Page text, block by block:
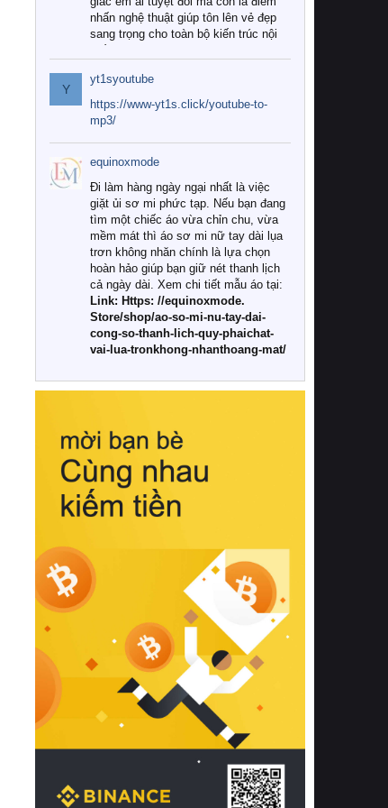
nhấn nghệ thuật giúp tôn lên vẻ đẹp
sang trọng cho toàn bộ kiến trúc nội
Tuy nhiên, giữa thị trường đa dạng
với vô vàn thương hiệu và mẫu mã
như hiện nay, làm thế nào để chọn
được những bộ chăn ga gối đệm cao
cấp thực sự chất lượng, phù hợp với
khí hậu và nhu cầu sử dụng của gia
đình? Hãy cùng chúng tôi đi tìm lời
giải đáp chi tiết qua bài viết dưới đây.
1. Tại sao các gia đình hiện đại lại ưa
chuộng chăn ga gối đệm cao cấp?
Khác với các dòng sản phẩm thông
thường, những bộ chăn ga gối đệm
cao cấp trải qua quy trình sản xuất
nghiêm ngặt từ khâu chọn lọc nguyên
liệu tự nhiên đến công nghệ dệt
nhuộm hiện đại không chứa hóa chất
này, bạn sẽ cảm nhận rõ rệt sự khác
hồi chuẩn xác của phần đệm nâng đỡ
cột sống.
Bên cạnh đó, việc lựa chọn các dòng
sản phẩm đạt chuẩn chất lượng quốc
tế còn giúp ngăn ngừa tình trạng kích
khuẩn và nấm mốc trong điều kiện
thời tiết nóng ẩm. Bạn có thể tìm hiểu
thêm các nghiên cứu khoa học về tác
động của giấc ngủ và môi trường
phòng ngủ đối với sức khỏe con
người tại Sleep Foundation (External
Link) để có cái nhìn toàn diện hơn.
2. Các tiêu chí vàng khi lựa chọn
chăn ga gối đệm cao cấp cho phòng
ngủ
Để sở hữu một bộ chăn ga gối đệm
cao cấp hoàn hảo cả về thẩm mỹ lẫn
công năng, người tiêu dùng cần cân
nhắc kỹ lưỡng các tiêu chí quan trọng
Y
yt1syoutube
https://www-yt1s.click/youtube-to-
mp3/
equinoxmode
Đi làm hàng ngày ngại nhất là việc
giặt ủi sơ mi phức tạp. Nếu bạn đang
tìm một chiếc áo vừa chỉn chu, vừa
mềm mát thì áo sơ mi nữ tay dài lụa
trơn không nhăn chính là lựa chọn
hoàn hảo giúp bạn giữ nét thanh lịch
cả ngày dài. Xem chi tiết mẫu áo tại:
Link: Https: //equinoxmode.
Store/shop/ao-so-mi-nu-tay-dai-
cong-so-thanh-lich-quy-phaichat-
vai-lua-tronkhong-nhanthoang-mat/